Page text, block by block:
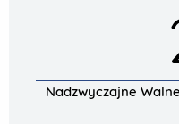
Nadzwyczajne